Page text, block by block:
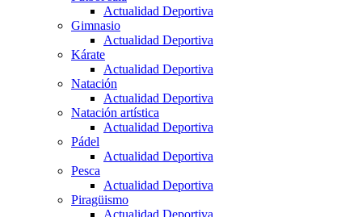
Actualidad Deportiva
Gimnasio
Actualidad Deportiva
Kárate
Actualidad Deportiva
Natación
Actualidad Deportiva
Natación artística
Actualidad Deportiva
Pádel
Actualidad Deportiva
Pesca
Actualidad Deportiva
Piragüismo